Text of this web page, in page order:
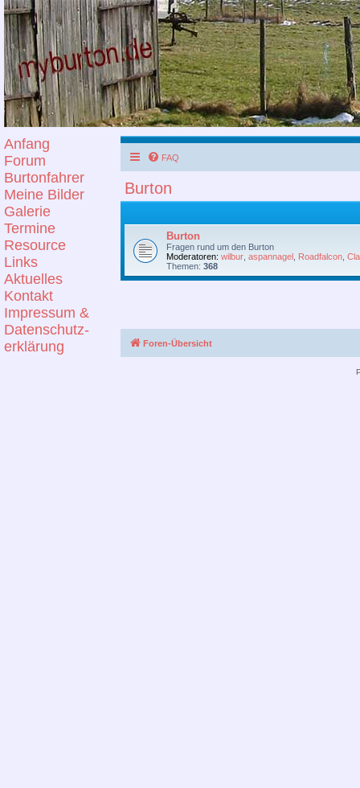
Anfang
Forum
Burtonfahrer
Meine Bilder
Galerie
Termine
Resource
Links
Aktuelles
Kontakt
Impressum &
Datenschutz-
erklärung
FAQ
Burton
Burton
Fragen rund um den Burton
Moderatoren: wilbur aspannagel Roadfalcon
Themen: 368
Foren-Übersicht